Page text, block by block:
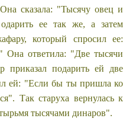
сказала: "Тысячу овец и
ее так же, а затем
который спросил ее:
Она ответила: "Две тысячи
подарить ей две
ей: "Если бы ты пришла ко
Так старуха вернулась к
тысячами динаров".